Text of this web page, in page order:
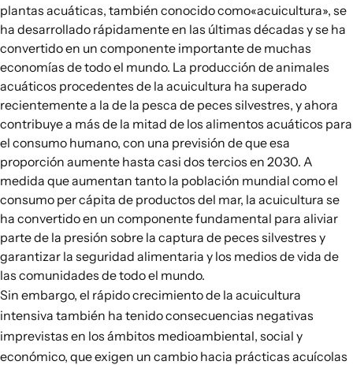
sistemas alimentarios
Conexiones
plantas acuáticas, también conocido como«acuicultura», se
ha desarrollado rápidamente en las últimas décadas y se ha
convertido en un componente importante de muchas
economías de todo el mundo. La producción de animales
acuáticos procedentes de la acuicultura ha superado
recientemente a la de la pesca de peces silvestres, y ahora
contribuye a más de la mitad de los alimentos acuáticos para
el consumo humano, con una previsión de que esa
proporción aumente hasta casi dos tercios en 2030. A
medida que aumentan tanto la población mundial como el
consumo per cápita de productos del mar, la acuicultura se
ha convertido en un componente fundamental para aliviar
parte de la presión sobre la captura de peces silvestres y
garantizar la seguridad alimentaria y los medios de vida de
las comunidades de todo el mundo.
Sin embargo, el rápido crecimiento de la acuicultura
intensiva también ha tenido consecuencias negativas
imprevistas en los ámbitos medioambiental, social y
económico, que exigen un cambio hacia prácticas acuícolas